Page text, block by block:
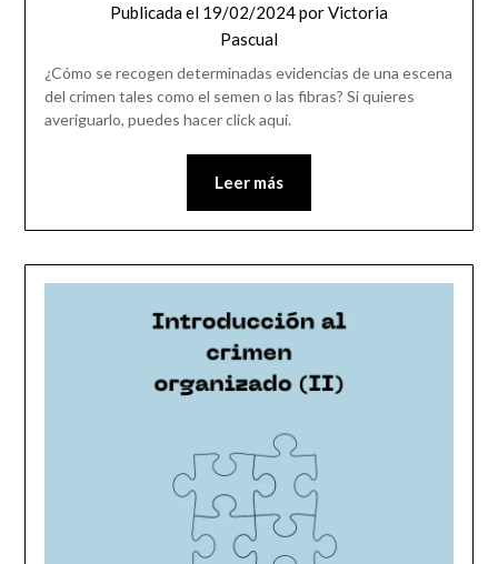
Publicada el 19/02/2024porVictoria
Pascual
¿Cómo se recogen determinadas evidencias de una escena
del crimen tales como el semen o las fibras? Si quieres
averiguarlo, puedes hacer click aquí.
Leer más